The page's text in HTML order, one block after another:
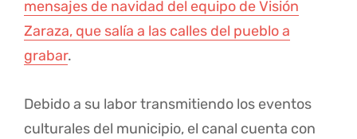
mensajes de navidad del equipo de Visión
Zaraza, que salía a las calles del pueblo a
grabar.
Debido a su labor transmitiendo los eventos
culturales del municipio, el canal cuenta con